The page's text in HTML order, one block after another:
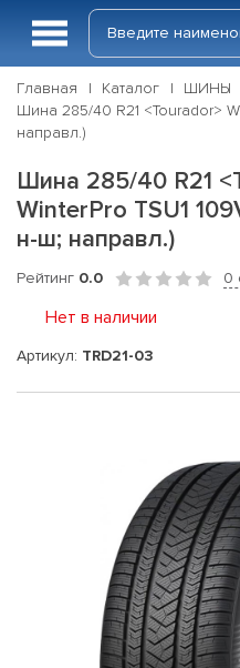
Главная Каталог ШИНЫ
Шина 285/40 R21 <Tourador>
направл.)
Шина 285/40 R21
WinterPro TSU1
н-ш; направл.)
Рейтинг 0.0 0
Нет в наличии
Артикул: TRD21-03